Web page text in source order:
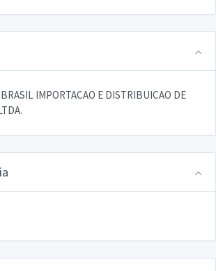
IMPORTACAO E DISTRIBUICAO DE